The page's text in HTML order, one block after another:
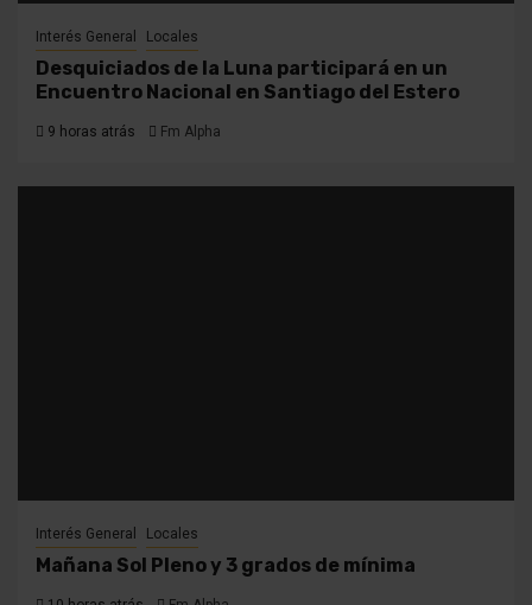
Interés General Locales
Desquiciados de la Luna participará en un
Encuentro Nacional en Santiago del Estero
9 horas atrás Fm Alpha
Interés General Locales
Mañana Sol Pleno y 3 grados de mínima